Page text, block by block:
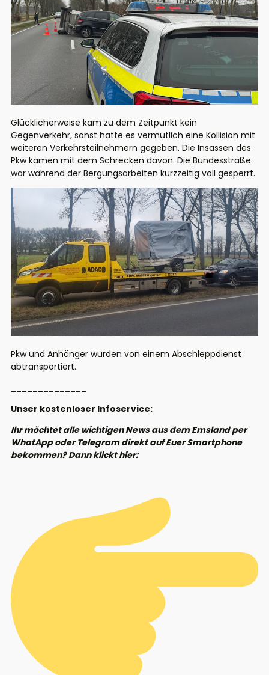
Glücklicherweise kam zu dem Zeitpunkt kein
Gegenverkehr, sonst hätte es vermutlich eine Kollision mit
weiteren Verkehrsteilnehmern gegeben. Die Insassen des
Pkw kamen mit dem Schrecken davon. Die Bundesstraße
war während der Bergungsarbeiten kurzzeitig voll gesperrt.
Pkw und Anhänger wurden von einem Abschleppdienst
abtransportiert.
Unser kostenloser Infoservice:
Ihr möchtet alle wichtigen News aus dem Emsland per
WhatApp oder Telegram direkt auf Euer Smartphone
bekommen? Dann klickt hier: